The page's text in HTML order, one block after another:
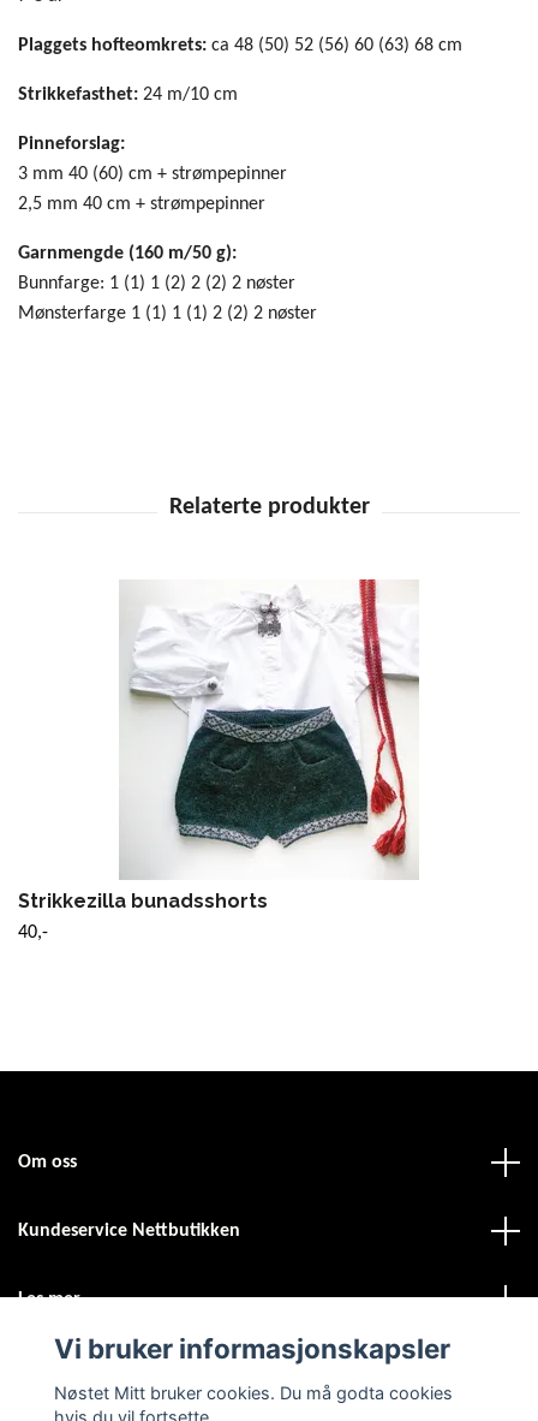
Plaggets hofteomkrets: ca 48 (50) 52 (56) 60 (63) 68 cm
Strikkefasthet: 24 m/10 cm
Pinneforslag:
3 mm 40 (60) cm + strømpepinner
2,5 mm 40 cm + strømpepinner
Garnmengde (160 m/50 g):
Bunnfarge: 1 (1) 1 (2) 2 (2) 2 nøster
Mønsterfarge 1 (1) 1 (1) 2 (2) 2 nøster
Strikkezilla bunadsshorts
40,-
Om oss
Kundeservice Nettbutikken
Les mer
Vi bruker informasjonskapsler
Nøstet Mitt bruker cookies. Du må godta cookies
hvis du vil fortsette.